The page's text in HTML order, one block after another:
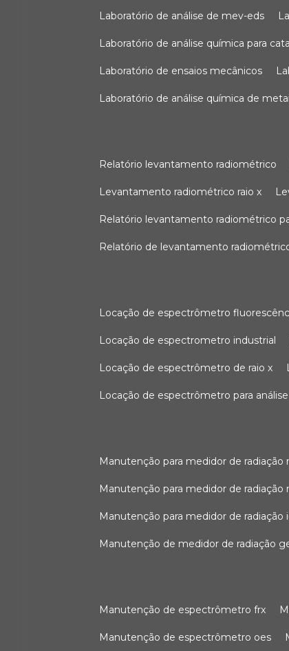
laboratório de análise de mev-eds
laboratório de análise química para
laboratório de ensaios mecânicos
laboratório de análise química de
relatório levantamento radiométrico
levantamento radiométrico raio x
relatório levantamento radiométrico
relatório de levantamento
locação de espectrômetro
locação de espectrometro industrial
locação de espectrômetro de raio x
locação de espectrômetro para
manutenção para medidor de
manutenção para medidor de radiação
manutenção para medidor de radiação
manutenção de medidor de radiação
manutenção de espectrômetro frx
manutenção de espectrômetro oes